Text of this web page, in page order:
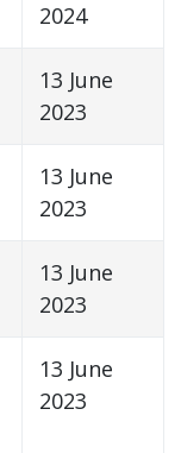
2024
13 June
2023
13 June
2023
13 June
2023
13 June
2023